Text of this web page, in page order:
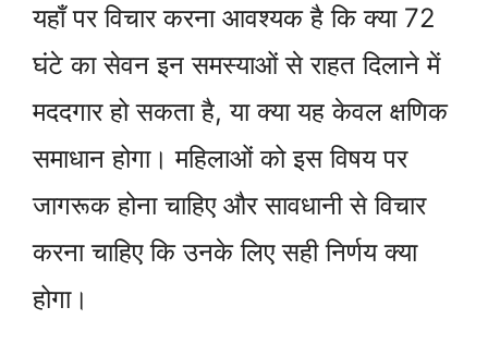
यहाँ पर विचार करना आवश्यक है कि क्या 72
घंटे का सेवन इन समस्याओं से राहत दिलाने में
मददगार हो सकता है, या क्या यह केवल क्षणिक
समाधान होगा। महिलाओं को इस विषय पर
जागरूक होना चाहिए और सावधानी से विचार
करना चाहिए कि उनके लिए सही निर्णय क्या
होगा।